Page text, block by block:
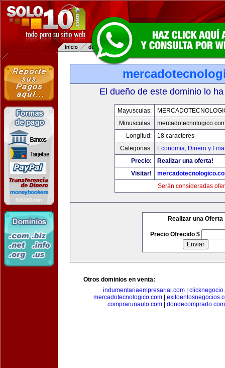
El dueño de este dominio lo
Mayusculas:
Minusculas:
Longitud:
18 caracteres
Categorias:
Economia, Dinero y
Precio:
Realizar una oferta!
Visitar!
Serán consideradas
Realizar una Oferta
Precio Ofrecido $
Otros dominios en venta:
indumentariaempresarial.com
mercadotecnologico.com
comprarunauto.com| dondecomprarlo.com